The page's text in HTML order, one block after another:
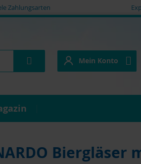
Zahlungsarten
Mein Konto
Mein Konto
Biergläser